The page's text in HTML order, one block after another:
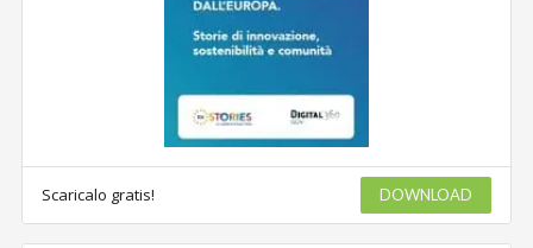
Scaricalo gratis! DOWNLOAD